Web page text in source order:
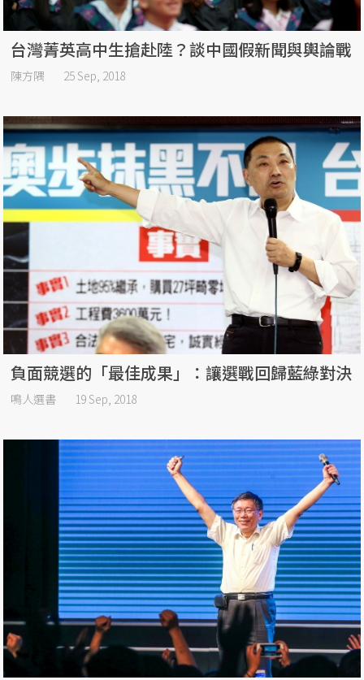
台灣菁英高中生搶赴陸？談中國假新聞與輿論戰
陳方隅 25 Sep, 2018
負面競選的「最佳成果」：讓選戰回歸藍綠對決
鳴人選書 19 Sep, 2018